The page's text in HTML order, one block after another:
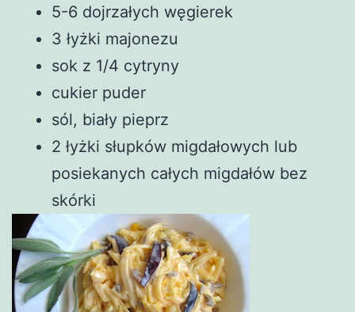
5-6 dojrzałych węgierek
3 łyżki majonezu
sok z 1/4 cytryny
cukier puder
sól, biały pieprz
2 łyżki słupków migdałowych lub
posiekanych całych migdałów bez
skórki